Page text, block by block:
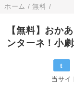
ホーム /無料 /
【無料】おか
ンターネ！小劇
t
当サイ